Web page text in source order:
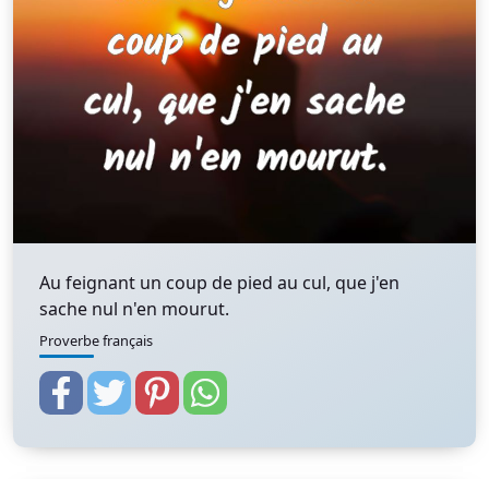
Au feignant un coup de pied au cul, que j'en
sache nul n'en mourut.
Proverbe français